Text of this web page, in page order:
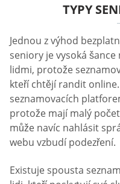
TYPY
Jednou z výhod
seniory je vysoká
lidmi, protože
kteří chtějí randit
seznamovacích
protože mají malý
může navíc nahlásit
webu vzbudí podezření.
Existuje spousta